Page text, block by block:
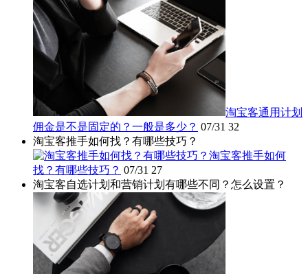
淘宝客通用计划
佣金是不是固定的？一般是多少？ 07/31 32
淘宝客推手如何找？有哪些技巧？
淘宝客推手如何
找？有哪些技巧？ 07/31 27
淘宝客自选计划和营销计划有哪些不同？怎么设置？